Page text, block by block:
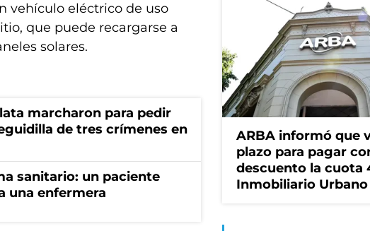
vehículo eléctrico de uso
que puede recargarse a
solares.
marcharon para pedir
de tres crímenes en
sanitario: un paciente
una enfermera
ARBA informó que
plazo para pagar
descuento la cuota
Inmobiliario Urbano